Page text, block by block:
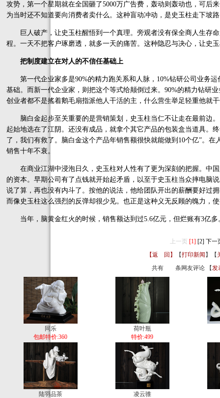
攻势，第一个星期就在全国砸了5000万广告费，轰动则轰动也，可后
为当时还不知道要向消费者卖什么。这种盲动冲动，是史玉柱走下坡
巨人破产，让史玉柱醒悟到一个真理。旁观者没有保全商人生存
程。一天不把客户琢磨透，就多一天的痛苦。这种隐忍与决心，让史
把制度建立在对人的不信任基础上
第一代企业家多是90%的精力跑关系和人脉，10%钻研公司业务运
基础。而新一代企业家，则把这个等式给颠倒过来。90%的精力钻研
创业者都不是搖着鹅毛扇指派他人干活的主，什么营生举足轻重他就
脑白金起步至关重要的是营销策划，史玉柱当仁不让走在最前边。
起始地选在了江阴。还没有成品，就拿个其它产品的包装盒当道具。
了，我们有救了。脑白金这个产品年销售额很快就能做到10个亿”。
销售十年不衰。
在商业江湖中浸泡日久，史玉柱对人性有了更为深刻的把握。中
的资本。早期公司有了点钱就开始起矛盾，以至于史玉柱当众摔电脑
说了算，再也没有内斗了。按他的说法，他给团队开出的薪酬要好过
而像史玉柱这么强烈的反弹却很少见。也正是这种义无反顾的魄力，
当年，脑黄金红火的时候，销售额达到过5.6亿元，但烂账有3亿多
上一页 [1] [2] 下一
【返 回】
【打印新闻 】【
共有
条网友评论 【发
同乐
包邮特价:360
荷叶瓶
特价:499
陆羽品茶
凌云骓